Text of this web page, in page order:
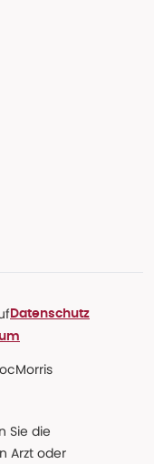
Datenschutz
Sie die
Arzt oder